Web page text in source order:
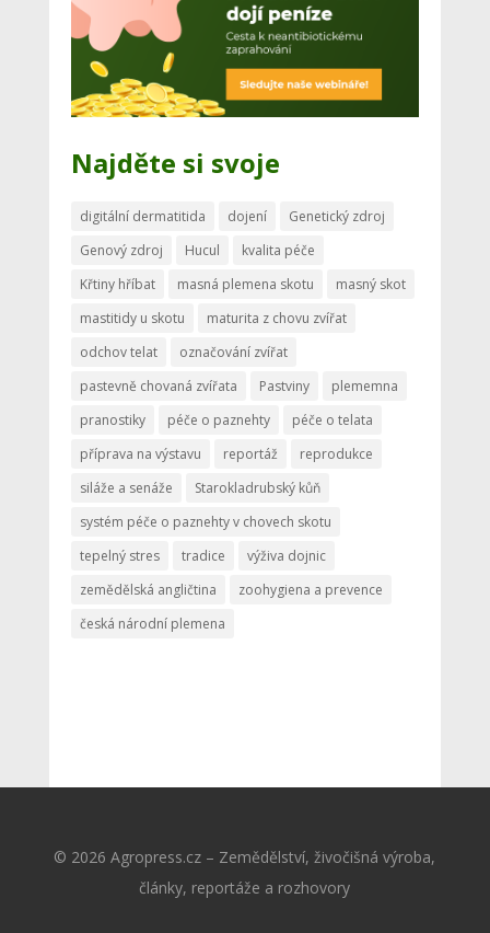
Najděte si svoje
digitální dermatitida dojení
Genetický zdroj
Genový zdroj
Hucul
kvalita péče
Křtiny hříbat
masná plemena skotu
masný skot
mastitidy u skotu
maturita z chovu zvířat
odchov telat
označování zvířat
pastevně chovaná zvířata
Pastviny
plememna
pranostiky
péče o paznehty
péče o telata
příprava na výstavu
reportáž
reprodukce
siláže a senáže
Starokladrubský kůň
systém péče o paznehty v chovech skotu
tepelný stres
tradice
výživa dojnic
zemědělská angličtina
zoohygiena a prevence
česká národní plemena
© 2026 Agropress.cz – Zemědělství, živočišná výroba,
články, reportáže a rozhovory